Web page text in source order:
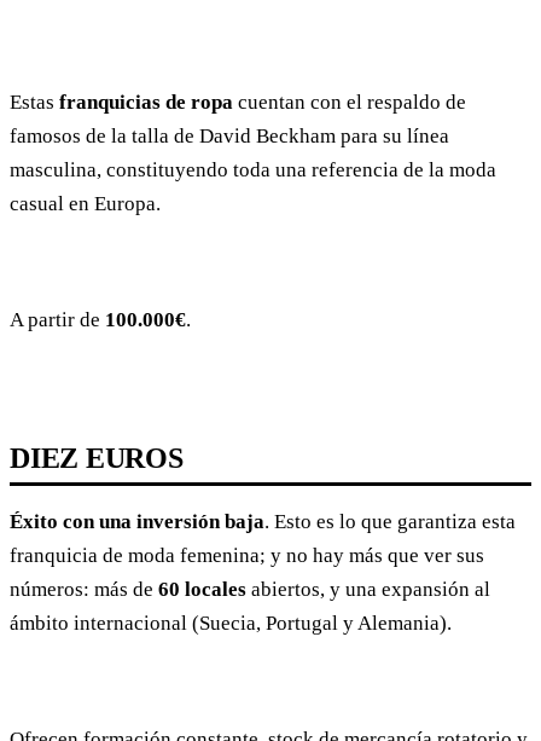
Estas franquicias de ropa cuentan con el respaldo de
famosos de la talla de David Beckham para su línea
masculina, constituyendo toda una referencia de la moda
casual en Europa.
A partir de 100.000€.
DIEZ EUROS
Éxito con una inversión baja. Esto es lo que garantiza esta
franquicia de moda femenina; y no hay más que ver sus
números: más de 60 locales abiertos, y una expansión al
ámbito internacional (Suecia, Portugal y Alemania).